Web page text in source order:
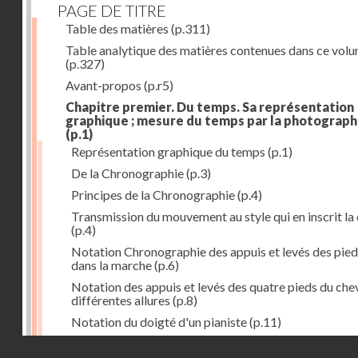
PAGE DE TITRE
Table des matières (p.311)
Table analytique des matières contenues dans ce
(p.327)
Avant-propos (p.r5)
Chapitre premier. Du temps. Sa représentation
graphique ; mesure du temps par la
(p.1)
Représentation graphique du temps (p.1)
De la Chronographie(p.3)
Principes de la Chronographie(p.4)
Transmission du mouvement au style qui en inscrit la
(p.4)
Notation Chronographie des appuis et levés des
dans la marche(p.6)
Notation des appuis et levés des quatre pieds du
différentes allures (p.8)
Notation du doigté d'un pianiste(p.11)